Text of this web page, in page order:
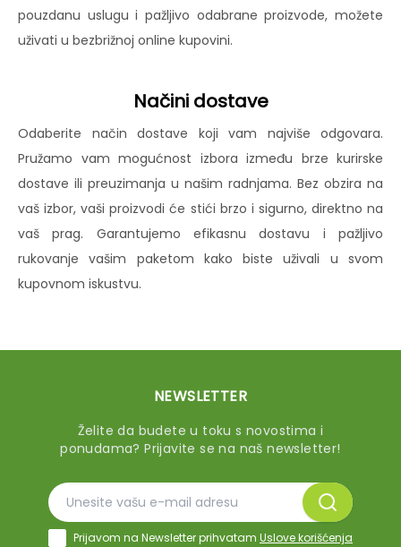
pouzdanu uslugu i pažljivo odabrane proizvode, možete
uživati u bezbrižnoj online kupovini.
Načini dostave
Odaberite način dostave koji vam najviše odgovara.
Pružamo vam mogućnost izbora između brze kurirske
dostave ili preuzimanja u našim radnjama. Bez obzira na
vaš izbor, vaši proizvodi će stići brzo i sigurno, direktno na
vaš prag. Garantujemo efikasnu dostavu i pažljivo
rukovanje vašim paketom kako biste uživali u svom
kupovnom iskustvu.
NEWSLETTER
Želite da budete u toku s novostima i
ponudama? Prijavite se na naš newsletter!
Prijavom na Newsletter prihvatam Uslove korišćenja